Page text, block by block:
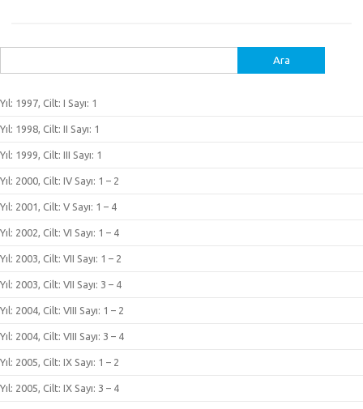
Yıl: 1997, Cilt: I Sayı: 1
Yıl: 1998, Cilt: II Sayı: 1
Yıl: 1999, Cilt: III Sayı: 1
Yıl: 2000, Cilt: IV Sayı: 1 – 2
Yıl: 2001, Cilt: V Sayı: 1 – 4
Yıl: 2002, Cilt: VI Sayı: 1 – 4
Yıl: 2003, Cilt: VII Sayı: 1 – 2
Yıl: 2003, Cilt: VII Sayı: 3 – 4
Yıl: 2004, Cilt: VIII Sayı: 1 – 2
Yıl: 2004, Cilt: VIII Sayı: 3 – 4
Yıl: 2005, Cilt: IX Sayı: 1 – 2
Yıl: 2005, Cilt: IX Sayı: 3 – 4